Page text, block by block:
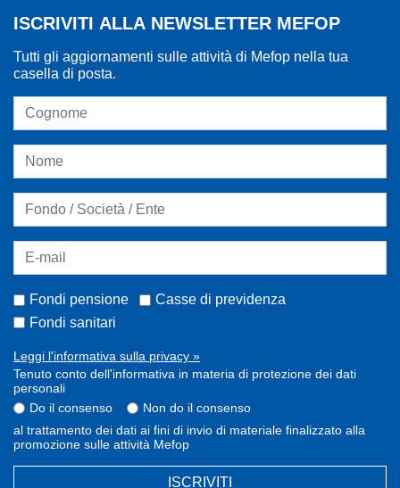
ISCRIVITI ALLA NEWSLETTER MEFOP
Tutti gli aggiornamenti sulle attività di Mefop nella tua
casella di posta.
Fondi pensione
Casse di previdenza
Fondi sanitari
Leggi l'informativa sulla privacy »
Tenuto conto dell'informativa in materia di protezione dei dati
personali
Do il consenso
Non do il consenso
al trattamento dei dati ai fini di invio di materiale finalizzato alla
promozione sulle attività Mefop
ISCRIVITI